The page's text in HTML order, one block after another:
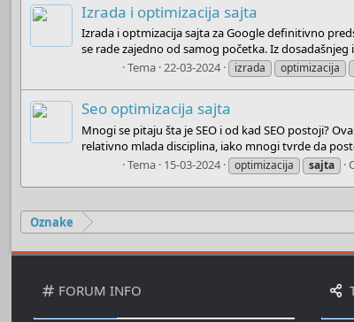
Izrada i optimizacija sajta
Izrada i optmizacija sajta za Google definitivno
se rade zajedno od samog početka. Iz
Tema 22-03-2024 izrada optimizacija
Seo optimizacija sajta
Mnogi se pitaju šta je SEO i od kad SEO postoji?
relativno mlada disciplina, iako mnogi tvrde da
Tema 15-03-2024 optimizacija sajta
Oznake
FORUM INFO